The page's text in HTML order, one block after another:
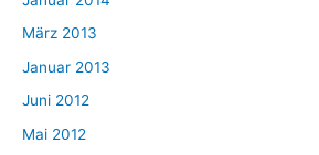
März 2013
Januar 2013
Juni 2012
Mai 2012